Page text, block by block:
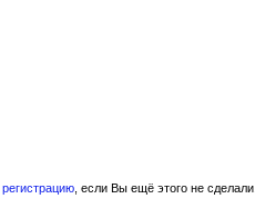
регистрацию , если Вы ещё этого не сделали.